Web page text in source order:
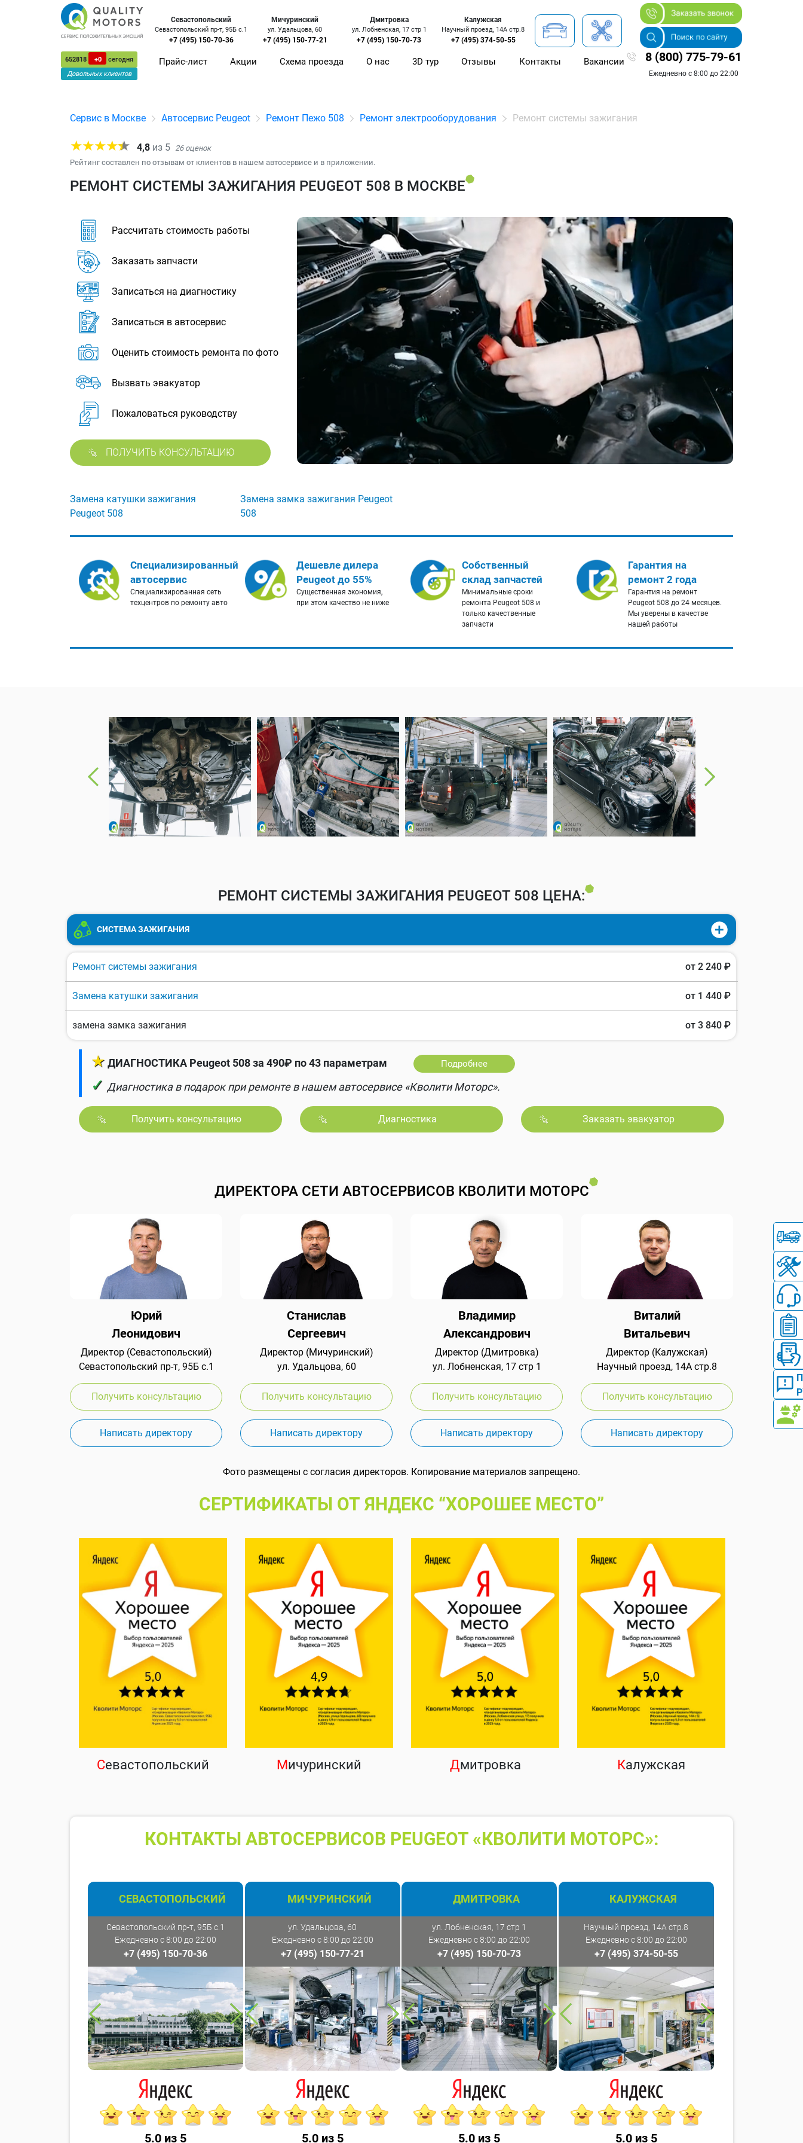
652818 +0
сегодня
Довольных клиентов
Севастопольский
Севастопольский пр-т, 95Б с.1
+7 (495) 150-70-36
Мичуринский
ул. Удальцова, 60
+7 (495) 150-77-21
Дмитровка
ул. Лобненская, 17 стр 1
+7 (495) 150-70-73
Калужская
Научный проезд, 14А стр.8
+7 (495) 374-50-55
Прайс-лист Акции Схема проезда О нас 3D тур Отзывы Контакты Вакансии 8 (800) 775-79-61
Ежедневно с 8:00 до 22:00
Сервис в Москве Автосервис Peugeot Ремонт Пежо 508 Ремонт электрооборудования Ремонт системы зажигания
4,8 из 5 26оценок
Рейтинг составлен по отзывам от клиентов в нашем автосервисе и в приложении.
РЕМОНТ СИСТЕМЫ ЗАЖИГАНИЯ PEUGEOT 508 В МОСКВЕ
Рассчитать стоимость работы
Заказать запчасти
Записаться на диагностику
Записаться в автосервис
Оценить стоимость ремонта по фото
Вызвать эвакуатор
Пожаловаться руководству
ПОЛУЧИТЬ КОНСУЛЬТАЦИЮ
Замена катушки зажигания
Peugeot 508
Замена замка зажигания Peugeot
508
Специализированный
автосервис
Специализированная сеть
техцентров по ремонту авто
Дешевле дилера
Peugeot до 55%
Существенная экономия,
при этом качество не ниже
Собственный
склад запчастей
Минимальные сроки
ремонта Peugeot 508 и
только качественные
запчасти
Гарантия на
ремонт 2 года
Гарантия на ремонт
Peugeot 508 до 24 месяцев.
Мы уверены в качестве
нашей работы
РЕМОНТ СИСТЕМЫ ЗАЖИГАНИЯ PEUGEOT 508 ЦЕНА:
СИСТЕМА ЗАЖИГАНИЯ
Ремонт системы зажигания от 2 240 ₽
Замена катушки зажигания от 1 440 ₽
замена замка зажигания от 3 840 ₽
★ ДИАГНОСТИКА Peugeot 508 за 490₽ по 43 параметрам Подробнее
✓ Диагностика в подарок при ремонте в нашем автосервисе «Кволити Моторс».
Получить консультацию Диагностика Заказать эвакуатор
ДИРЕКТОРА СЕТИ АВТОСЕРВИСОВ КВОЛИТИ МОТОРС
Юрий
Леонидович
Директор (Севастопольский)
Севастопольский пр-т, 95Б с.1
Получить консультацию
Написать директору
Станислав
Сергеевич
Директор (Мичуринский)
ул. Удальцова, 60
Получить консультацию
Написать директору
Владимир
Александрович
Директор (Дмитровка)
ул. Лобненская, 17 стр 1
Получить консультацию
Написать директору
Виталий
Витальевич
Директор (Калужская)
Научный проезд, 14А стр.8
Получить консультацию
Написать директору
Фото размещены с согласия директоров. Копирование материалов запрещено.
СЕРТИФИКАТЫ ОТ ЯНДЕКС “ХОРОШЕЕ МЕСТО”
Севастопольский Мичуринский Дмитровка Калужская
КОНТАКТЫ АВТОСЕРВИСОВ PEUGEOT «КВОЛИТИ МОТОРС»:
СЕВАСТОПОЛЬСКИЙ
Севастопольский пр-т, 95Б с.1
Ежедневно с 8:00 до 22:00
+7 (495) 150-70-36
5.0 из 5
МИЧУРИНСКИЙ
ул. Удальцова, 60
Ежедневно с 8:00 до 22:00
+7 (495) 150-77-21
5.0 из 5
ДМИТРОВКА
ул. Лобненская, 17 стр 1
Ежедневно с 8:00 до 22:00
+7 (495) 150-70-73
5.0 из 5
КАЛУЖСКАЯ
Научный проезд, 14А стр.8
Ежедневно с 8:00 до 22:00
+7 (495) 374-50-55
5.0 из 5